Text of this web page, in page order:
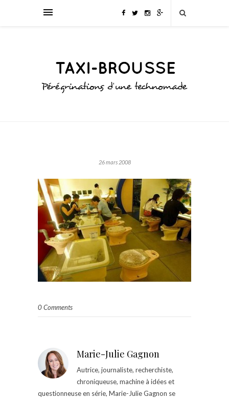
26 mars 2008
0 Comments
Marie-Julie Gagnon
Autrice, journaliste, recherchiste,
chroniqueuse, machine à idées et
questionneuse en série, Marie-Julie Gagnon se